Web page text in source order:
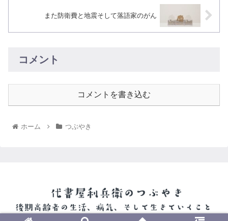
また防衛費と地震そして落語家のがん
コメント
コメントを書き込む
ホーム つぶやき